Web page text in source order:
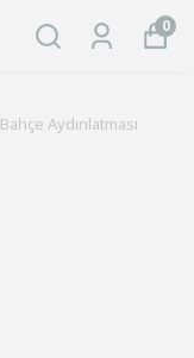
0
Aydınlatması